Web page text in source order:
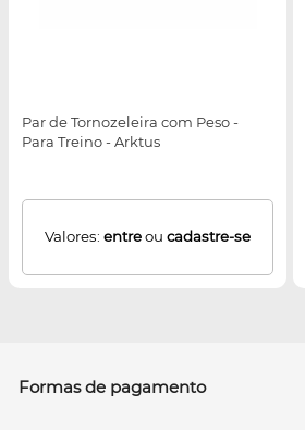
Par de Tornozeleira com Peso -
Para Treino - Arktus
Valores: entreou cadastre-se
Formas de pagamento